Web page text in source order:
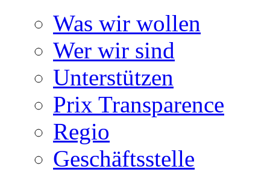
Was wir wollen
Wer wir sind
Unterstützen
Prix Transparence
Regio
Geschäftsstelle